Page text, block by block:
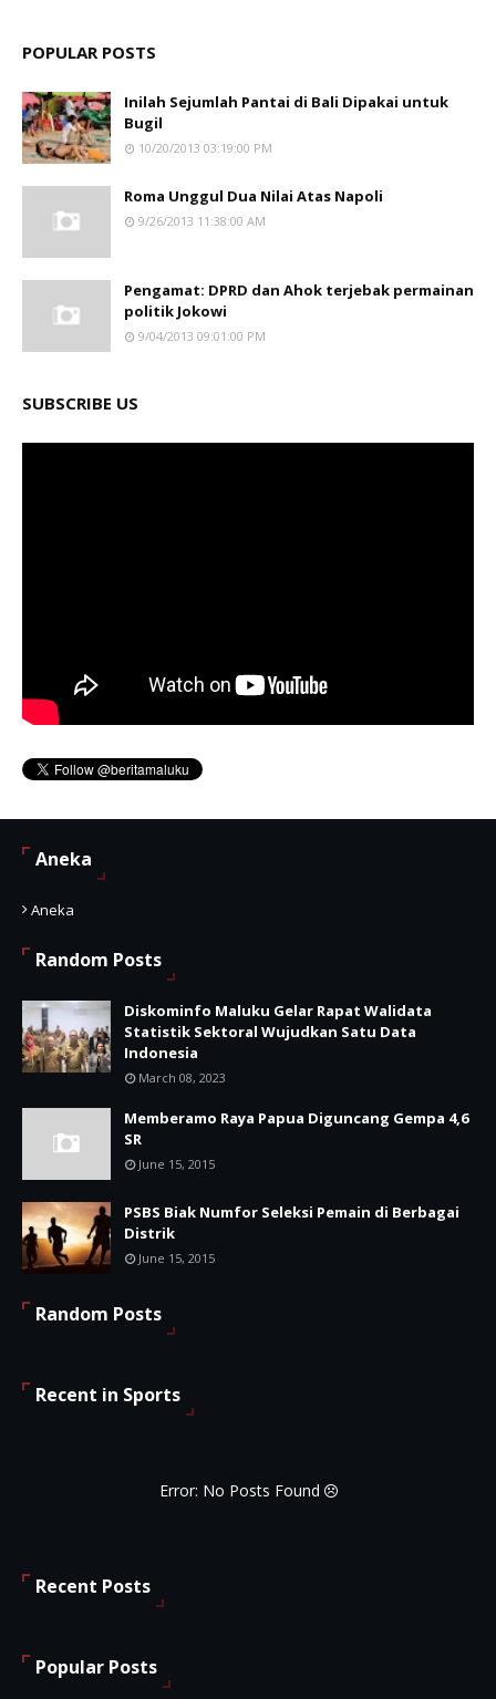
POPULAR POSTS
Inilah Sejumlah Pantai di Bali Dipakai untuk
Bugil
10/20/2013 03:19:00 PM
Roma Unggul Dua Nilai Atas Napoli
9/26/2013 11:38:00 AM
Pengamat: DPRD dan Ahok terjebak permainan
politik Jokowi
9/04/2013 09:01:00 PM
SUBSCRIBE US
Aneka
Aneka
Random Posts
Diskominfo Maluku Gelar Rapat Walidata
Statistik Sektoral Wujudkan Satu Data
Indonesia
March 08, 2023
Memberamo Raya Papua Diguncang Gempa 4,6
SR
June 15, 2015
PSBS Biak Numfor Seleksi Pemain di Berbagai
Distrik
June 15, 2015
Random Posts
Recent in Sports
Error: No Posts Found
Recent Posts
Popular Posts